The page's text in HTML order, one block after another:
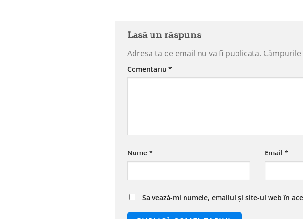
Lasă un răspuns
Adresa ta de email nu va fi publicată.
Comentariu *
Nume * Email*
Salvează-mi numele, emailul și site-ul web în